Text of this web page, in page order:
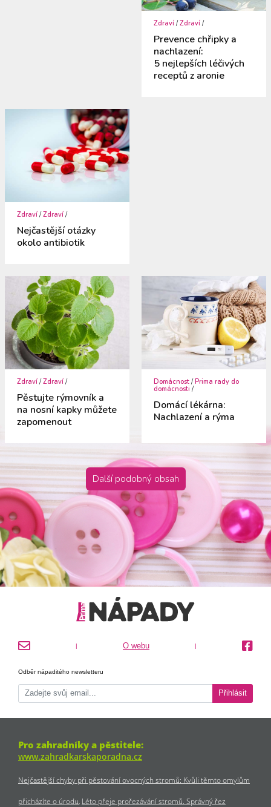
Zdraví /Zdraví /
Prevence chřipky a
nachlazení:
5 nejlepších léčivých
receptů z aronie
Zdraví /Zdraví /
Nejčastější otázky
okolo antibiotik
Zdraví /Zdraví /
Pěstujte rýmovník a
na nosní kapky můžete
zapomenout
Domácnost /Prima rady do
domácnosti /
Domácí lékárna:
Nachlazení a rýma
Další podobný obsah
| O webu |
Odběr nápaditého newsletteru
Přihlásit
Pro zahradníky a pěstitele:
www.zahradkarskaporadna.cz
Nejčastější chyby při pěstování ovocných stromů: Kvůli těmto omylům
přicházíte o úrodu Léto přeje prořezávání stromů. Správný řez